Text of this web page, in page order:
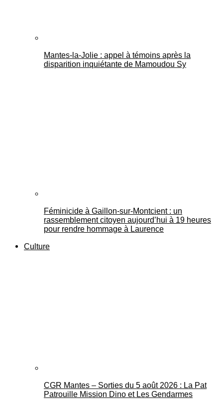
Mantes-la-Jolie : appel à témoins après la
disparition inquiétante de Mamoudou Sy
Féminicide à Gaillon‑sur‑Montcient : un
rassemblement citoyen aujourd’hui à 19 heures
pour rendre hommage à Laurence
Culture
CGR Mantes – Sorties du 5 août 2026 : La Pat
Patrouille Mission Dino et Les Gendarmes